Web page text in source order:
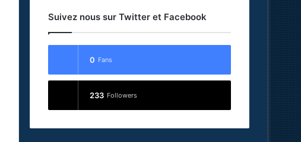
Suivez nous sur Twitter et Facebook
0 Fans
233 Followers